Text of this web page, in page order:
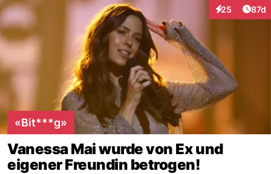
25
Interaktionen
87d
«Bit***g»
Vanessa Mai wurde von Ex und
eigener Freundin betrogen!